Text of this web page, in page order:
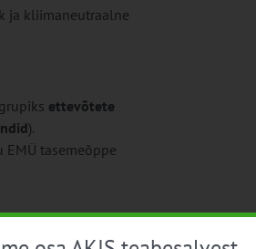
ja kliimaneutraalne
ettevõtete
).
tasemeõppe